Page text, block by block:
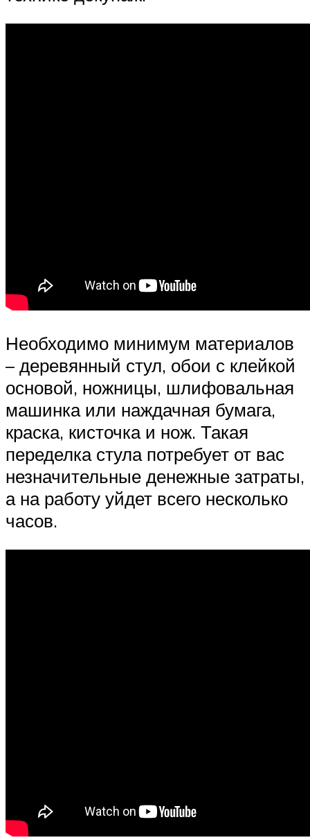
Необходимо минимум материалов
– деревянный стул, обои с клейкой
основой, ножницы, шлифовальная
машинка или наждачная бумага,
краска, кисточка и нож. Такая
переделка стула потребует от вас
незначительные денежные затраты,
а на работу уйдет всего несколько
часов.